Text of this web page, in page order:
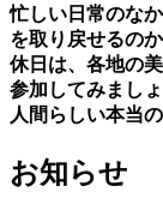
忙しい⽇常のな
を取り戻せるの
休⽇は、各地の
参加してみましょ
⼈間らしい本当
お知らせ